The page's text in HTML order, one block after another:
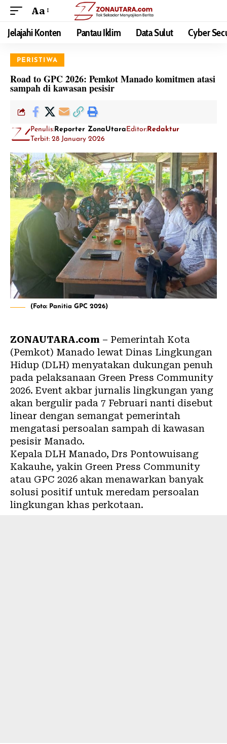
Aa
Jelajahi Konten Pantau Iklim Data Sulut Cyber
PERISTIWA
Road to GPC 2026: Pemkot Manado komitmen atasi
sampah di kawasan pesisir
Penulis:Reporter ZonaUtaraEditor:Redaktur
Terbit: 28 January 2026
(Foto: Panitia GPC 2026)
ZONAUTARA.com – Pemerintah Kota
(Pemkot) Manado lewat Dinas Lingkungan
Hidup (DLH) menyatakan dukungan penuh
pada pelaksanaan Green Press Community
2026. Event akbar jurnalis lingkungan yang
akan bergulir pada 7 Februari nanti disebut
linear dengan semangat pemerintah
mengatasi persoalan sampah di kawasan
pesisir Manado.
Kepala DLH Manado, Drs Pontowuisang
Kakauhe, yakin Green Press Community
atau GPC 2026 akan menawarkan banyak
solusi positif untuk meredam persoalan
lingkungan khas perkotaan.